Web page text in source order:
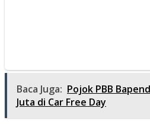
Baca Juga: Pojok PBB
Juta di Car Free Day